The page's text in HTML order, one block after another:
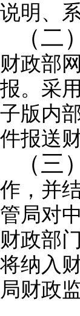
说明、
（二）
财政部
报。采
子版内
件报送
（三）
作，并
管局对
财政部
将纳入
局财政